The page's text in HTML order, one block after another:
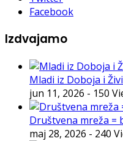
Facebook
Izdvajamo
Mladi iz Doboja i
jun 11, 2026 - 150
Društvena mreža =
maj 28, 2026 - 240